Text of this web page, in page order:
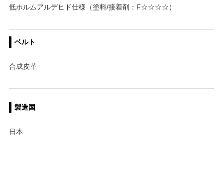
低ホルムアルデヒド仕様（塗料/接着剤：F☆☆☆☆）
ベルト
合成皮革
製造国
日本